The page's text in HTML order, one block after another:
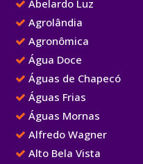
Abelardo Luz
Agrolândia
Agronômica
Água Doce
Águas de Chapecó
Águas Frias
Águas Mornas
Alfredo Wagner
Alto Bela Vista